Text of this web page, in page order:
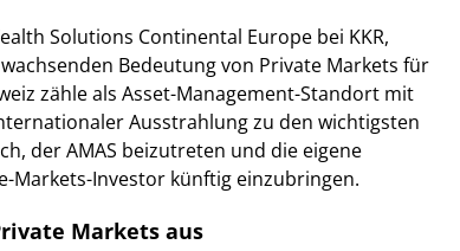
Solutions Continental Europe bei KKR,
Bedeutung von Private Markets für
zähle als Asset-Management-Standort mit
Ausstrahlung zu den wichtigsten
der AMAS beizutreten und die eigene
Markets-Investor künftig einzubringen.
Markets aus